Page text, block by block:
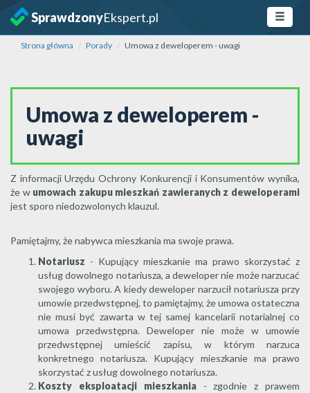
SprawdzonyEkspert.pl
Strona główna Porady Umowa z deweloperem - uwagi
Umowa z deweloperem -
uwagi
Z informacji Urzędu Ochrony Konkurencji i Konsumentów wynika,
że w umowach zakupu mieszkań zawieranych z deweloperami
jest sporo niedozwolonych klauzul.
Pamiętajmy, że nabywca mieszkania ma swoje prawa.
Notariusz - Kupujący mieszkanie ma prawo skorzystać z
usług dowolnego notariusza, a deweloper nie może narzucać
swojego wyboru. A kiedy deweloper narzucił notariusza przy
umowie przedwstępnej, to pamiętajmy, że umowa ostateczna
nie musi być zawarta w tej samej kancelarii notarialnej co
umowa przedwstępna. Deweloper nie może w umowie
przedwstępnej umieścić zapisu, w którym narzuca
konkretnego notariusza. Kupujący mieszkanie ma prawo
skorzystać z usług dowolnego notariusza.
Koszty eksploatacji mieszkania- zgodnie z prawem